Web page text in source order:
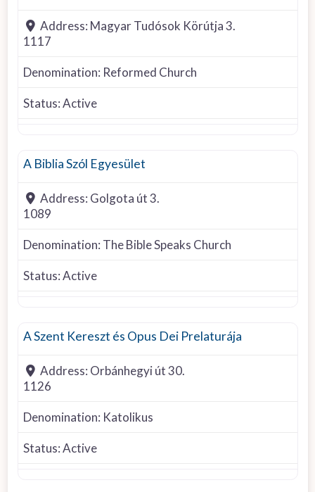
Address: Magyar Tudósok Körútja 3.
1117
Denomination: Reformed Church
Status:Active
A Biblia Szól Egyesület
Address: Golgota út 3.
1089
Denomination: The Bible Speaks Church
Status:Active
A Szent Kereszt és Opus Dei Prelaturája
Address: Orbánhegyi út 30.
1126
Denomination: Katolikus
Status:Active